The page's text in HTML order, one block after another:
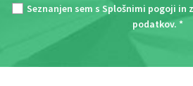
Seznanjen sem s Splošnimi pogoji in z
podatkov. *